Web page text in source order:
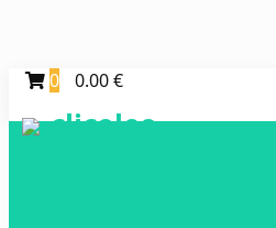
0 0.00 €
clicoleo